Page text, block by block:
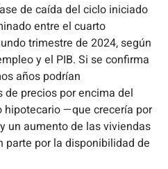
de caída del ciclo iniciado
entre el cuarto
trimestre de 2024, según
y el PIB. Si se confirma
años podrían
precios por encima del
hipotecario —que crecería por
un aumento de las viviendas
parte por la disponibilidad de